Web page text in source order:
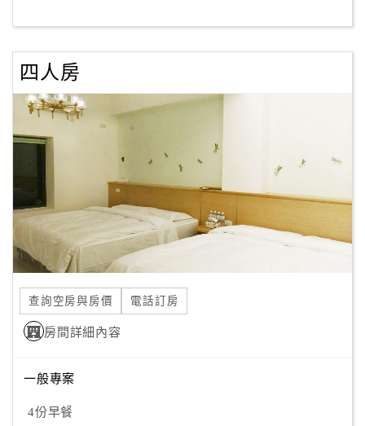
客
服
聯
單
上
客
服
紅
利
查
訂
四人房
查詢空房與房價 電話訂房
房間詳細內容
一般專案
4份早餐